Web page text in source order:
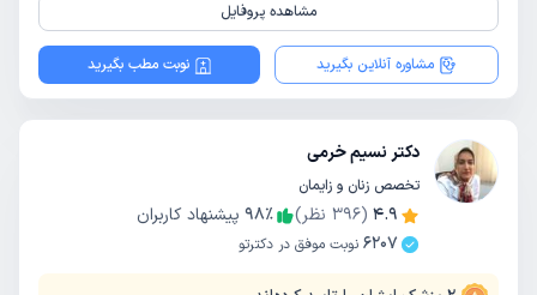
مشاهده پروفایل
مشاوره آنلاین بگیرید نوبت مطب بگیرید
دکتر نسیم خرمی
تخصص زنان و زایمان
4.9
(
396 نظر) 98٪
پیشنهاد کاربران
6207 نوبت موفق در دکترتو